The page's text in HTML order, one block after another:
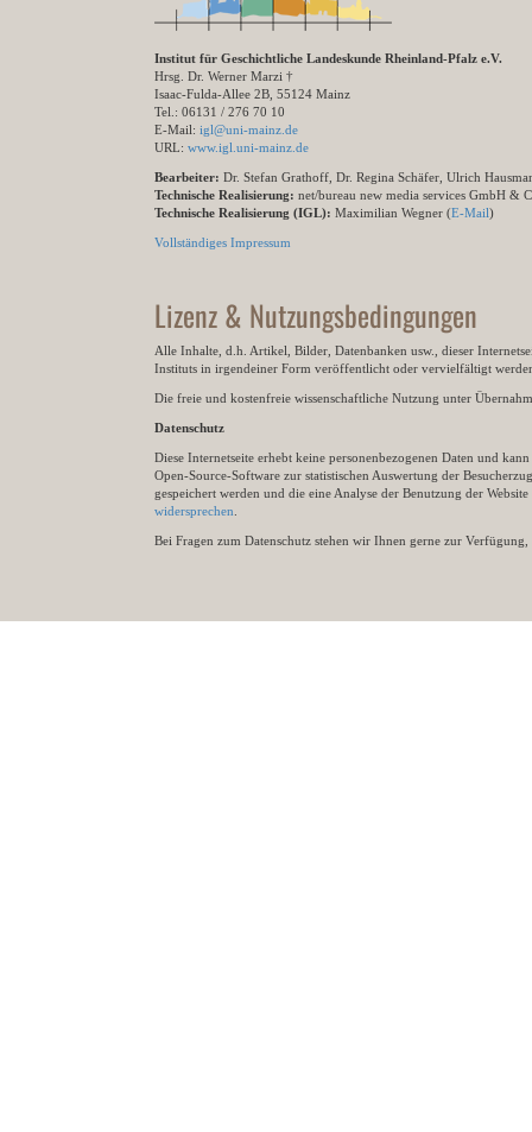
Institut für Geschichtliche Landeskunde Rheinland-Pfalz e.V.
Hrsg. Dr. Werner Marzi †
Isaac-Fulda-Allee 2B, 55124 Mainz
Tel.: 06131 / 276 70 10
E-Mail: igl@uni-mainz.de
URL: www.igl.uni-mainz.de
Bearbeiter: Dr. Stefan Grathoff, Dr. Regina Schäfer, Ulrich
Technische Realisierung: net/bureau new media services GmbH &
Technische Realisierung (IGL): Maximilian Wegner (E-Mail)
Vollständiges Impressum
Lizenz & Nutzungsbedingungen
Alle Inhalte, d.h. Artikel, Bilder, Datenbanken usw., dieser
Instituts in irgendeiner Form veröffentlicht oder vervielfältigt
Die freie und kostenfreie wissenschaftliche Nutzung unter
Datenschutz
Diese Internetseite erhebt keine personenbezogenen Daten und
Open-Source-Software zur statistischen Auswertung der
gespeichert werden und die eine Analyse der Benutzung der
widersprechen
Bei Fragen zum Datenschutz stehen wir Ihnen gerne zur